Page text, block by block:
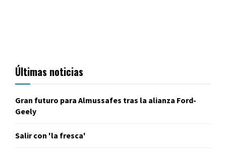
Últimas noticias
Gran futuro para Almussafes tras la alianza Ford-
Geely
Salir con 'la fresca'